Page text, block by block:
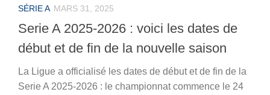
SÉRIE A MARS 31, 2025
Serie A 2025-2026 : voici les dates de
début et de fin de la nouvelle saison
La Ligue a officialisé les dates de début et de fin de la
Serie A 2025-2026 : le championnat commence le 24